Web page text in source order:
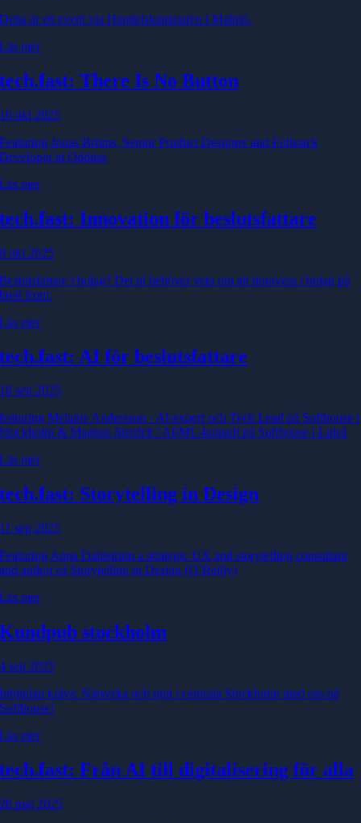
Detta är ett event via Handelskammaren i Malmö.
Läs mer
tech.fast: There Is No Button
16 okt 2025
Featuring Jonas Bröms, Senior Product Designer and Fullstack
Developer at Odduse
Läs mer
tech.fast: Innovation för beslutsfattare
9 okt 2025
Beslutsfattare i bolag? Det ni behöver veta om att innovera i bolag på
bred front.
Läs mer
tech.fast: AI för beslutsfattare
18 sep 2025
featuring Melanie Andersson - AI-expert och Tech Lead på Softhouse i
Stockholm & Magnus Stenfelt / AI/ML-konsult på Softhouse i Luleå
Läs mer
tech.fast: Storytelling in Design
11 sep 2025
Featuring Anna Dahlström a strategic UX and storytelling consultant
and author of Storytelling in Design (O’Reilly)
Läs mer
Kundpub stockholm
4 sep 2025
Inbjudan krävs: Nätverka och njut i centrala Stockholm med oss på
Softhouse!
Läs mer
tech.fast: Från AI till digitalisering för alla
28 maj 2025